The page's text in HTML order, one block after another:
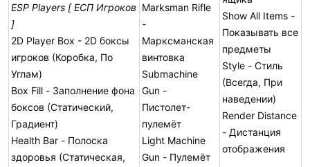
ESP Players [ ЕСП Игроков
]
2D Player Box - 2D боксы
игроков (Коробка, По
Углам)
Box Fill - Заполнение фона
боксов (Статический,
Градиент)
Health Bar - Полоска
здоровья (Статическая,
Marksman Rifle
-
Марксманская
винтовка
Submachine
Gun -
Пистолет-
пулемёт
Light Machine
Gun - Пулемёт
Show All Items -
Показывать все
предметы
Style - Стиль
(Всегда, При
наведении)
Render Distance
- Дистанция
отображения